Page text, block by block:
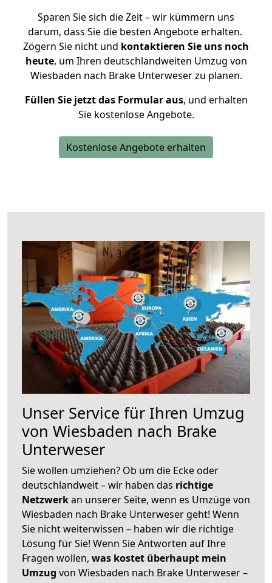
Sparen Sie sich die Zeit – wir kümmern uns
darum, dass Sie die besten Angebote erhalten.
Zögern Sie nicht und kontaktieren Sie uns noch
heute, um Ihren deutschlandweiten Umzug von
Wiesbaden nach Brake Unterweser zu planen.
Füllen Sie jetzt das Formular aus, und erhalten
Sie kostenlose Angebote.
Kostenlose Angebote erhalten
Unser Service für Ihren Umzug
von Wiesbaden nach Brake
Unterweser
Sie wollen umziehen? Ob um die Ecke oder
deutschlandweit – wir haben das richtige
Netzwerkan unserer Seite, wenn es Umzüge von
Wiesbaden nach Brake Unterweser geht! Wenn
Sie nicht weiterwissen – haben wir die richtige
Lösung für Sie! Wenn Sie Antworten auf Ihre
Fragen wollen, was kostet überhaupt mein
Umzug von Wiesbaden nach Brake Unterweser –